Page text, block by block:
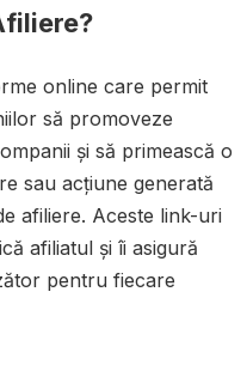
online care permit
să promoveze
și să primească o
sau acțiune generată
afiliere. Aceste link-uri
afiliatul și îi asigură
pentru fiecare